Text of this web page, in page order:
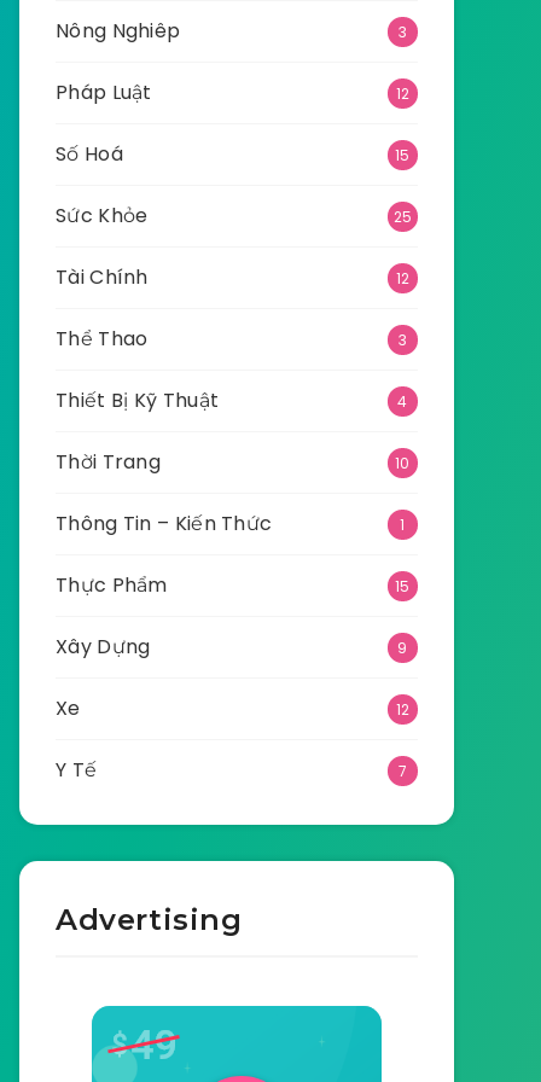
Nông Nghiêp 3
Pháp Luật 12
Số Hoá 15
Sức Khỏe 25
Tài Chính 12
Thể Thao 3
Thiết Bị Kỹ Thuật 4
Thời Trang 10
Thông Tin – Kiến Thức 1
Thực Phẩm 15
Xây Dựng 9
Xe 12
Y Tế 7
Advertising